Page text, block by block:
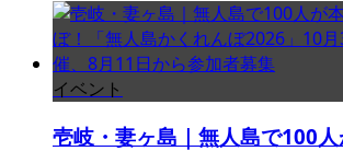
イベント
壱岐・妻ヶ島｜無人島で100人